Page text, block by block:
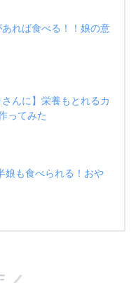
れば食べる！！娘の意
さんに】栄養もとれるカ
ってみた
娘も食べられる！おや